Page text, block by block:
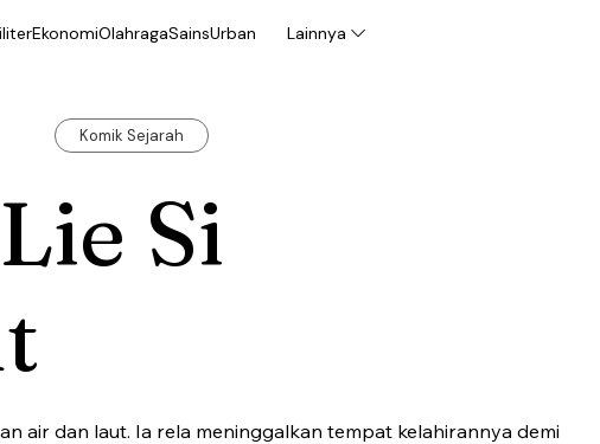
EkonomiOlahragaSainsUrban Lainnya
Komik Sejarah
Si
air dan laut. Ia rela meninggalkan tempat kelahirannya demi